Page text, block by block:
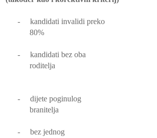
-
kandidati invalidi preko
80%
-
kandidati bez oba
roditelja
-
dijete poginulog
branitelja
-
bez jednog